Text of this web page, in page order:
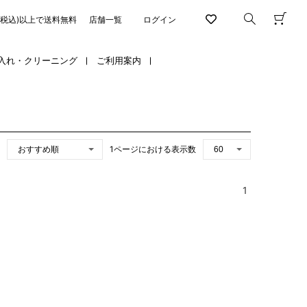
ログイン
込)以上で送料無料 店舗一覧
れ・クリーニング ご利用案内
1ページにおける表示数
1